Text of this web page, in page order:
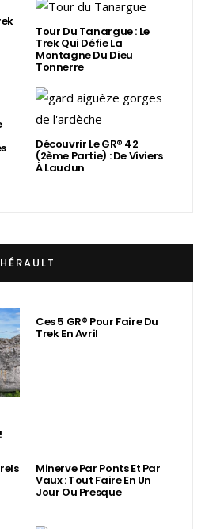
Tour Du Tanargue : Le
Trek Qui Défie La
Montagne Du Dieu
Tonnerre
Découvrir Le GR® 42
(2ème Partie) : De Viviers
À Laudun
HÉRAULT
Ces 5 GR® Pour Faire Du
Trek En Avril
Minerve Par Ponts Et Par
Vaux : Tout Faire En Un
Jour Ou Presque